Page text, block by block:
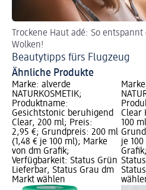
Trockene Haut adé: So
Wolken!
Beautytipps fürs Flugzeug
Ähnliche Produkte
Marke: alverde
NATURKOSMETIK;
Produktname:
Gesichtstonic beruhigend
Clear, 200 ml; Preis:
2,95 €; Grundpreis: 200 ml
(1,48 € je 100 ml); Marke
von dm Grafik;
Verfügbarkeit: Status Grün
Lieferbar, Status Grau dm
Markt wählen
Clear
100
je